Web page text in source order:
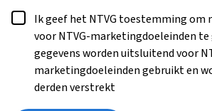
Ik geef het NTVG toestemming
voor NTVG-marketingdoeleinden te
gegevens worden uitsluitend voor
marketingdoeleinden gebruikt en
derden verstrekt